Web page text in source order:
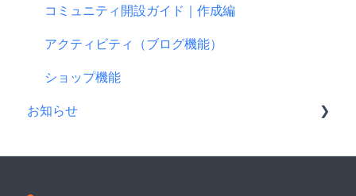
CAMPFIREブランドリソース
クレジット決済
支援の仕方について
Paypal決済
支援をする前に
リターン設定で気をつけるポイント
リターンについて
プロフィールについて
支援者の情報について
プロジェクト達成に役立つ機能
プロジェクト公開後によくある質問
プロジェクト公開後の変更・中止について
コミュニティ開設ガイド｜作成編
アクティビティ（ブログ機能）
ショップ機能
お知らせ